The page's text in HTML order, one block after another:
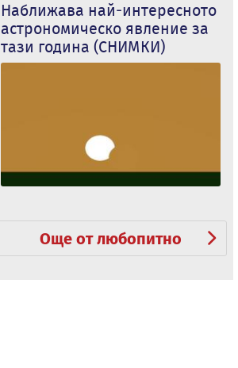
Наближава най-интересното
астрономическо явление за
тази година (СНИМКИ)
Още от любопитно